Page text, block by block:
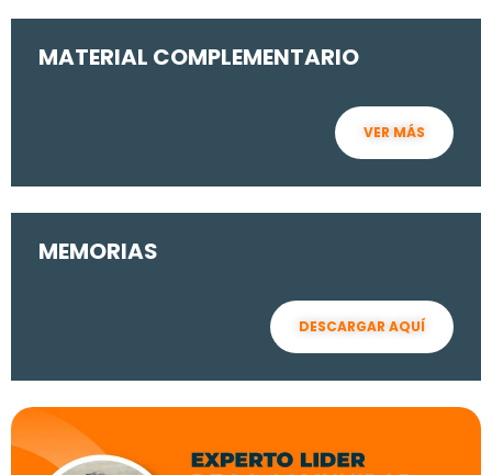
MATERIAL COMPLEMENTARIO
VER MÁS
MEMORIAS
DESCARGAR AQUÍ